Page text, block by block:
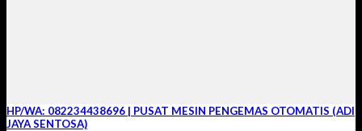
HP/WA: 082234438696 | PUSAT MESIN PENGEMAS OTOMATIS (ADI
JAYA SENTOSA)